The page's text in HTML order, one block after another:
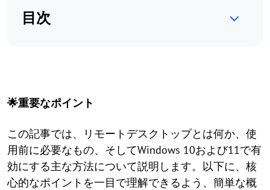
目次
🌟重要なポイント
この記事では、リモートデスクトップとは何か、使
用前に必要なもの、そしてWindows 10および11で有
効にする主な方法について説明します。以下に、核
心的なポイントを一目で理解できるよう、簡単な概